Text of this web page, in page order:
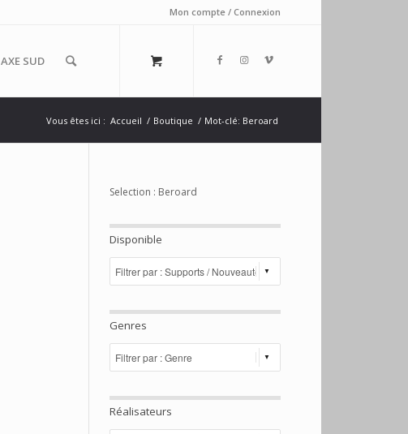
Mon compte / Connexion
AXE SUD
Vous êtes ici : Accueil / Boutique / Mot-clé: Beroard
Selection : Beroard
Disponible
Genres
Réalisateurs